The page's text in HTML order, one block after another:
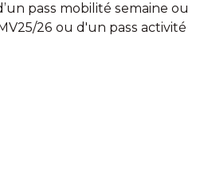
pass mobilité semaine ou
26 ou d'un pass activité